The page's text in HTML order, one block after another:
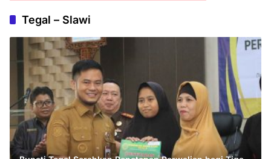
Tegal – Slawi